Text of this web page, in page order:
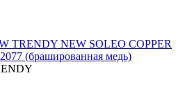
TRENDY NEW SOLEO COPPER
(брашированная медь)